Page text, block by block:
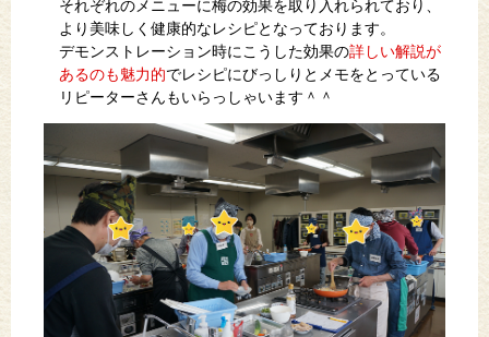
それぞれのメニューに梅の効果を取り入れられており、
より美味しく健康的なレシピとなっております。
デモンストレーション時にこうした効果の詳しい解説が
あるのも魅力的でレシピにびっしりとメモをとっている
リピーターさんもいらっしゃいます＾＾